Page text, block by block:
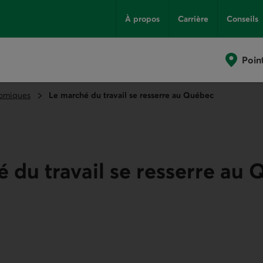
À propos Carrière Conseils
Le marché du travail se resserre au Québec
du travail se resserre au